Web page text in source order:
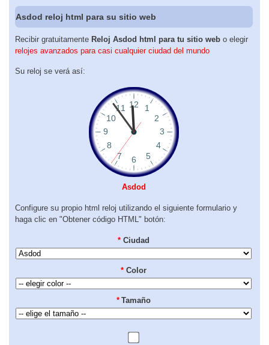
Asdod reloj html para su sitio web
Recibir gratuitamente Reloj Asdod html para tu sitio web o elegir
relojes avanzados para casi cualquier ciudad del mundo
Su reloj se verá así:
Asdod
Configure su propio html reloj utilizando el siguiente formulario y
haga clic en "Obtener código HTML" botón:
* Ciudad
* Color
* Tamaño